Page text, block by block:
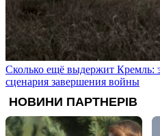
Сколько ещё выдержит Кремль:
сценария завершения войны